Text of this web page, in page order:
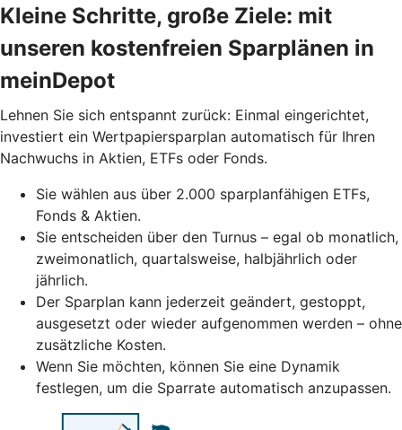
Kleine Schritte, große Ziele: mit
unseren kostenfreien Sparplänen in
meinDepot
Lehnen Sie sich entspannt zurück: Einmal eingerichtet,
investiert ein Wertpapiersparplan automatisch für Ihren
Nachwuchs in Aktien, ETFs oder Fonds.
Sie wählen aus über 2.000 sparplanfähigen ETFs,
Fonds & Aktien.
Sie entscheiden über den Turnus – egal ob monatlich,
zweimonatlich, quartalsweise, halbjährlich oder
jährlich.
Der Sparplan kann jederzeit geändert, gestoppt,
ausgesetzt oder wieder aufgenommen werden – ohne
zusätzliche Kosten.
Wenn Sie möchten, können Sie eine Dynamik
festlegen, um die Sparrate automatisch anzupassen.